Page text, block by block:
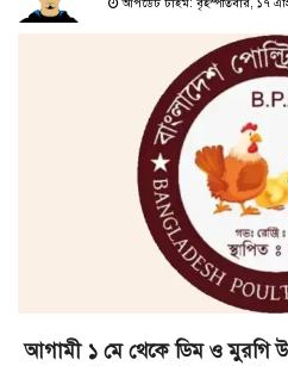
আপডেট টাইম: বৃহস্পতিবার, ১৭
আগামী ১ মে থেকে ডিম ও মুরগি